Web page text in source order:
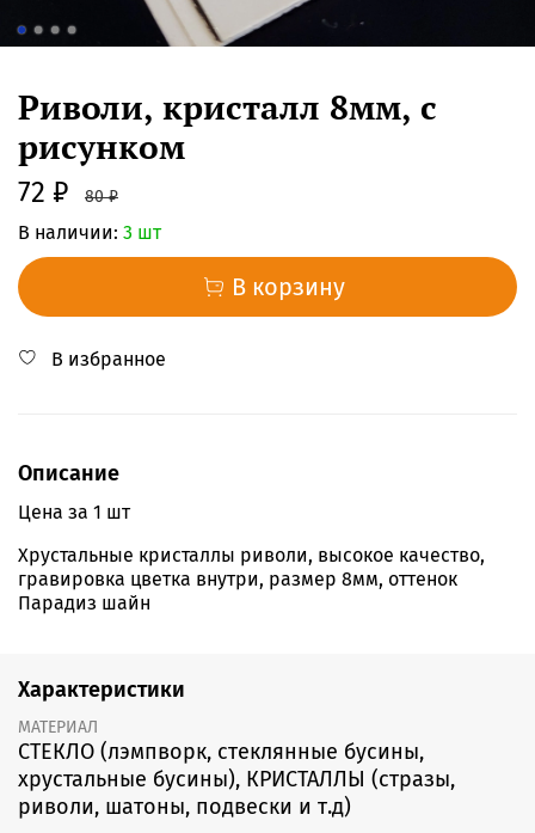
Риволи, кристалл 8мм, с
рисунком
72 ₽ 80 ₽
В наличии: 3 шт
В корзину
В избранное
Описание
Цена за 1 шт
Хрустальные кристаллы риволи, высокое качество,
гравировка цветка внутри, размер 8мм, оттенок
Парадиз шайн
Характеристики
МАТЕРИАЛ
СТЕКЛО (лэмпворк, стеклянные бусины,
хрустальные бусины), КРИСТАЛЛЫ (стразы,
риволи, шатоны, подвески и т.д)